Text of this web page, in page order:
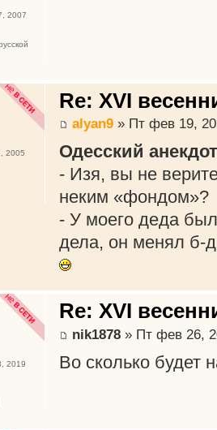
2007
Re: XVI
alyan9 » Пт фев 19,
Одесский
- Изя, вы не
неким «фондом»?
- У моего деда
дела, он менял б-
2005
Re: XVI
nik1878 » Пт фев 26,
Во сколько будет
2019